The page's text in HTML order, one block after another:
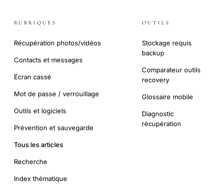
RUBRIQUES
Récupération photos/vidéos
Contacts et messages
Écran cassé
Mot de passe / verrouillage
Outils et logiciels
Prévention et sauvegarde
Tous les articles
Recherche
Index thématique
OUTILS
Stockage requis
backup
Comparateur outils
recovery
Glossaire mobile
Diagnostic
récupération